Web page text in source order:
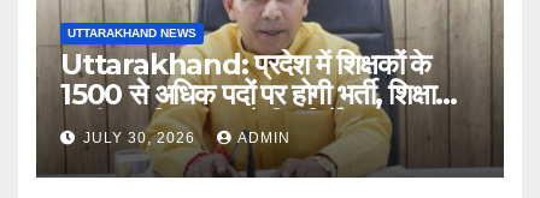
UTTARAKHAND NEWS
Uttarakhand: प्रदेश में शिक्षकों के
1500 से अधिक पदों पर होगी भर्ती, शिक्षा
मंत्री धन सिंह रावत ने दिए निर्देश
JULY 30, 2026 ADMIN